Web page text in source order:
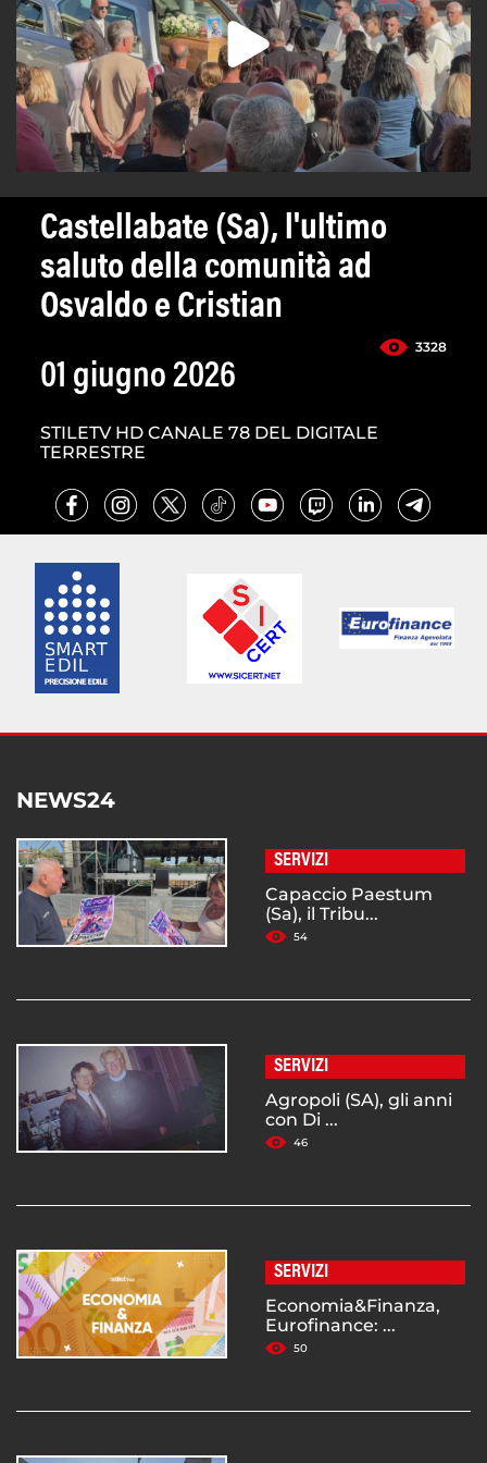
Castellabate (Sa), l'ultimo
saluto della comunità ad
Osvaldo e Cristian
3328
01 giugno 2026
STILETV HD CANALE 78 DEL DIGITALE
TERRESTRE
NEWS24
SERVIZI
Capaccio Paestum
(Sa), il Tribu...
54
SERVIZI
Agropoli (SA), gli anni
con Di ...
46
SERVIZI
Economia&Finanza,
Eurofinance: ...
50